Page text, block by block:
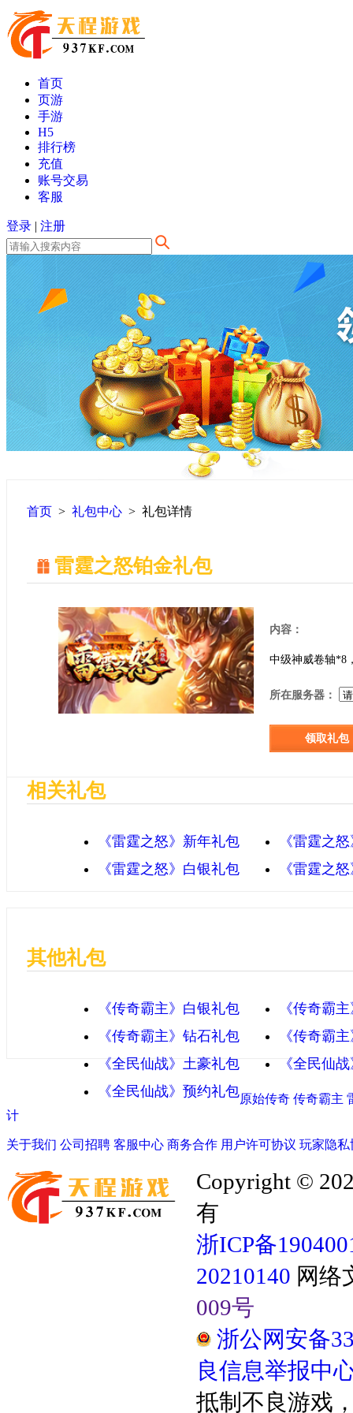
首页
页游
手游
H5
排行榜
充值
账号交易
客服
登录 | 注册
首页 > 礼包中心 > 礼包详情
雷霆之怒铂金礼包
内容：
中级神威卷轴*8
所在服务器：
领取礼包
相关礼包
《雷霆之怒》新年礼包
《雷霆之
《雷霆之怒》白银礼包
《雷霆之
其他礼包
《传奇霸主》白银礼包
《传奇霸
《传奇霸主》钻石礼包
《传奇霸
《全民仙战》土豪礼包
《全民仙
《全民仙战》预约礼包原始传奇 传奇霸主
计
关于我们 公司招聘 客服中心 商务合作 用户许可协议 玩家隐
Copyright ©
有
浙ICP备
20210140 网络
009号
浙公网安备
良信息举报中
抵制不良游戏